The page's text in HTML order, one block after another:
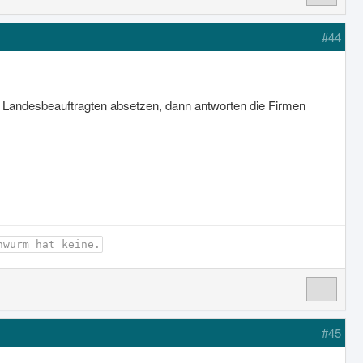
#44
absetzen, dann antworten die Firmen
hat keine.
#45